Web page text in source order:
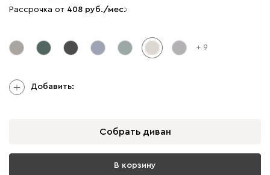
Рассрочка от 408 /мес.
+ 9
Добавить:
Собрать диван
В корзину